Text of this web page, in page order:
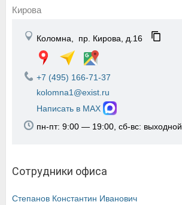
Кирова
Коломна, пр. Кирова, д.16
+7 (495) 166-71-37
kolomna1@exist.ru
Написать в MAX
пн-пт: 9:00 — 19:00, сб-вс: выходной
Сотрудники офиса
Степанов Константин Иванович